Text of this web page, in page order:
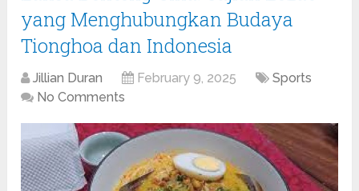
yang Menghubungkan Budaya
Tionghoa dan Indonesia
Jillian Duran February 9, 2025
Sports
No Comments